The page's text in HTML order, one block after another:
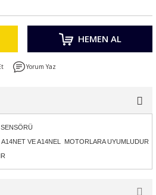
HEMEN AL
Yorum Yaz
VE A14NEL MOTORLARA UYUMLUDUR